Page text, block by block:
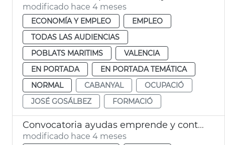
modificado hace 4 meses
ECONOMÍA Y EMPLEO
EMPLEO
TODAS LAS AUDIENCIAS
POBLATS MARITIMS
VALENCIA
EN PORTADA
EN PORTADA TEMÁTICA
NORMAL
CABANYAL
OCUPACIÓ
JOSÉ GOSÁLBEZ
FORMACIÓ
Convocatoria ayudas emprende y contrata
modificado hace 4 meses